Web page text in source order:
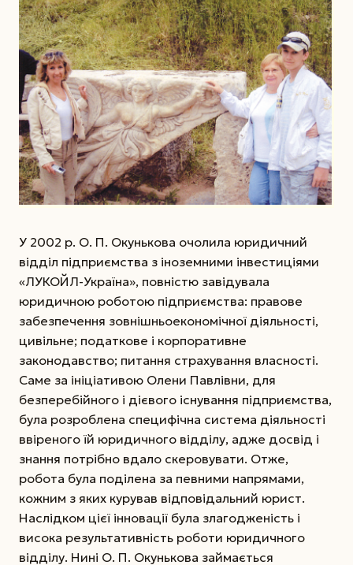
У 2002 р. О. П. Окунькова очолила юридичний
відділ підприємства з іноземними інвестиціями
«ЛУКОЙЛ-Україна», пов­ністю завідувала
юридичною роботою підприємства: правове
забезпечення зовнішньоекономічної діяльності,
цивільне; податкове і корпоративне
законодавство; питання страхування власності.
Саме за ініціативою Олени Павлівни, для
безперебійного і дієвого існування підприємства,
була розроблена специфічна система діяльності
ввіреного їй юридичного відділу, адже досвід і
знання потрібно вдало скеровувати. Отже,
робота була поділена за певними напрямами,
кожним з яких курував відповідальний юрист.
Наслідком цієї інновації була злагодженість і
висока результативність роботи юридичного
відділу. Нині О. П. Окунькова займається